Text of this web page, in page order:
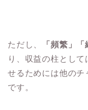
ただし、 「頻繁」
り、収益の柱とし
せるためには他のチ
です。